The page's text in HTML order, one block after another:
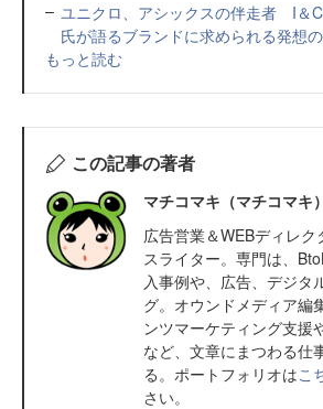
ユニクロ、アシックスの伴走者 I＆
氏が語るブランドに求められる発想
もっと読む
この記事の著者
マチコマキ（マチコマキ）
広告営業＆WEBディレク
スライター。専門は、
入事例や、広告、デジタ
グ。オウンドメディア編
ンツマーケティング支援
など、文章にまつわる仕
る。ポートフォリオはこ
さい。